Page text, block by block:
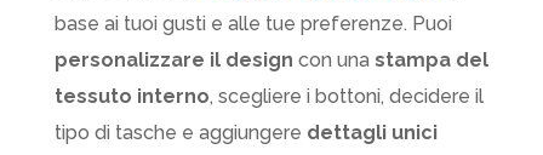
base ai tuoi gusti e alle tue preferenze. Puoi
personalizzare il design con una stampa del
tessuto interno, scegliere i bottoni, decidere il
tipo di tasche e aggiungere dettagli unici